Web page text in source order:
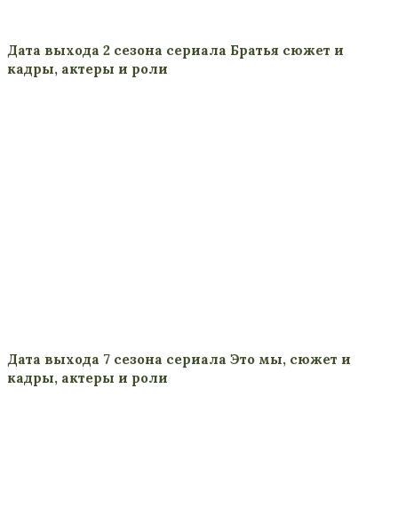
Дата выхода 2 сезона сериала Братья сюжет и
кадры, актеры и роли
Дата выхода 7 сезона сериала Это мы, сюжет и
кадры, актеры и роли